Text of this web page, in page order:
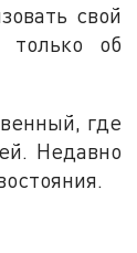
свой
об
где
Недавно